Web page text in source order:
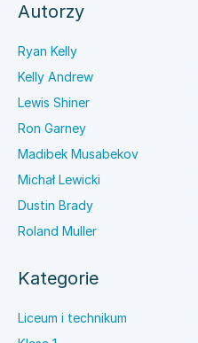
Autorzy
Ryan Kelly
Kelly Andrew
Lewis Shiner
Ron Garney
Madibek Musabekov
Michał Lewicki
Dustin Brady
Roland Muller
Kategorie
Liceum i technikum